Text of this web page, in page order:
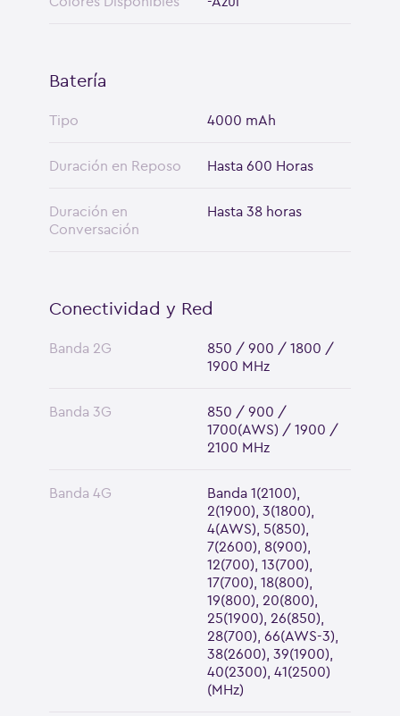
Batería
Tipo 4000 mAh
Duración en Reposo Hasta 600 Horas
Duración en
Conversación
Hasta 38 horas
Conectividad y Red
Banda 2G
850 / 900 / 1800 /
1900 MHz
Banda 3G
850 / 900 /
1700(AWS) / 1900 /
2100 MHz
Banda 4G
Banda 1(2100),
2(1900), 3(1800),
4(AWS), 5(850),
7(2600), 8(900),
12(700), 13(700),
17(700), 18(800),
19(800), 20(800),
25(1900), 26(850),
28(700), 66(AWS-3),
38(2600), 39(1900),
40(2300), 41(2500)
(MHz)